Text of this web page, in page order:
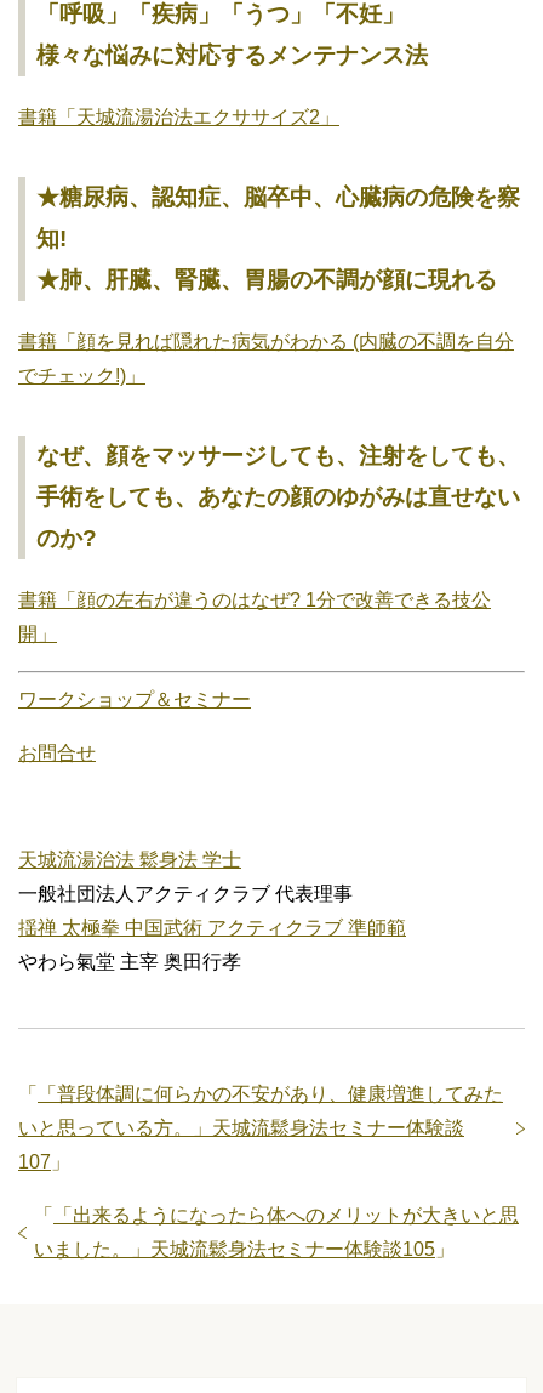
「呼吸」「疾病」「うつ」「不妊」
様々な悩みに対応するメンテナンス法
書籍「 天城流湯治法エクササイズ2 」
★糖尿病、認知症、脳卒中、心臓病の危険を察
知!
★肺、肝臓、腎臓、胃腸の不調が顔に現れる
書籍「顔を見れば隠れた病気がわかる (内臓の不調を自分
でチェック!)」
なぜ、顔をマッサージしても、注射をしても、
手術をしても、あなたの顔のゆがみは直せない
のか?
書籍「顔の左右が違うのはなぜ? 1分で改善できる技公
開」
ワークショップ＆セミナー
お問合せ
天城流湯治法 鬆身法 学士
一般社団法人アクティクラブ 代表理事
揺禅 太極拳 中国武術 アクティクラブ 準師範
やわら氣堂 主宰 奥田行孝
「
「普段体調に何らかの不安があり、健康増進してみた
いと思っている方。」天城流鬆身法セミナー体験談
107 」
「
「出来るようになったら体へのメリットが大きいと思
いました。」天城流鬆身法セミナー体験談105 」